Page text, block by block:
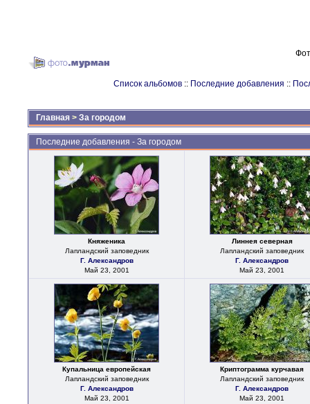
Список альбомов :: Последние добавления ::
Главная > За городом
Последние добавления - За городом
Княженика
Лапландский заповедник
Г. Александров
Май 23, 2001
Линнея северная
Лапландский заповедник
Г. Александров
Май 23, 2001
Купальница европейская
Лапландский заповедник
Г. Александров
Май 23, 2001
Криптограмма курчавая
Лапландский заповедник
Г. Александров
Май 23, 2001